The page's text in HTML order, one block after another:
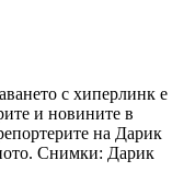
с хиперлинк е
и новините в
на Дарик
Снимки: Дарик